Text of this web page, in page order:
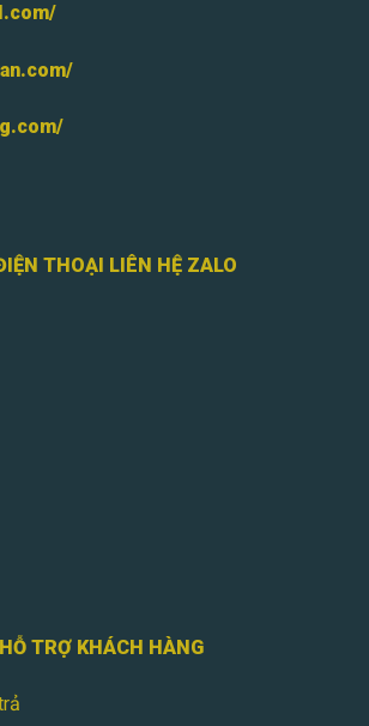
THOẠI LIÊN HỆ ZALO
HỖ TRỢ KHÁCH HÀNG